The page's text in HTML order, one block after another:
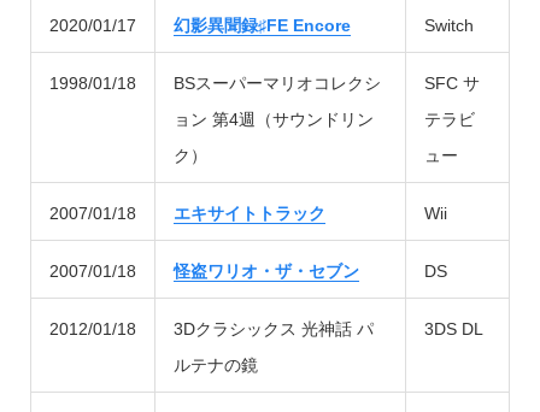
2020/01/17 幻影異聞録♯FE Encore Switch
1998/01/18
BSスーパーマリオコレクシ
ョン 第4週（サウンドリン
ク）
SFC サ
テラビ
ュー
2007/01/18 エキサイトトラック Wii
2007/01/18 怪盗ワリオ・ザ・セブン DS
2012/01/18
3Dクラシックス 光神話 パ
ルテナの鏡
3DS DL